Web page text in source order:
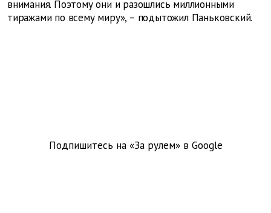
внимания. Поэтому они и разошлись миллионными
тиражами по всему миру», – подытожил Паньковский.
Подпишитесь на «За рулем» в Google